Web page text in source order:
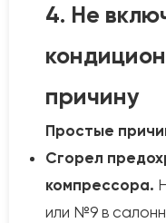
4. Не
причину
Простые
Сгорел
компрессора.
или №9 в